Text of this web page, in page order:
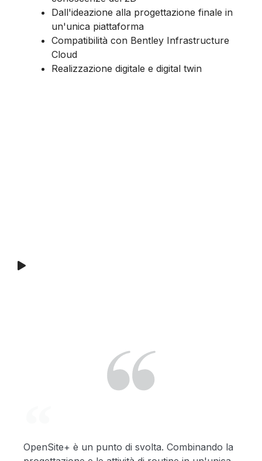
Dall'ideazione alla progettazione finale in
un'unica piattaforma
Compatibilità con Bentley Infrastructure
Cloud
Realizzazione digitale e digital twin
OpenSite+ è un punto di svolta. Combinando la